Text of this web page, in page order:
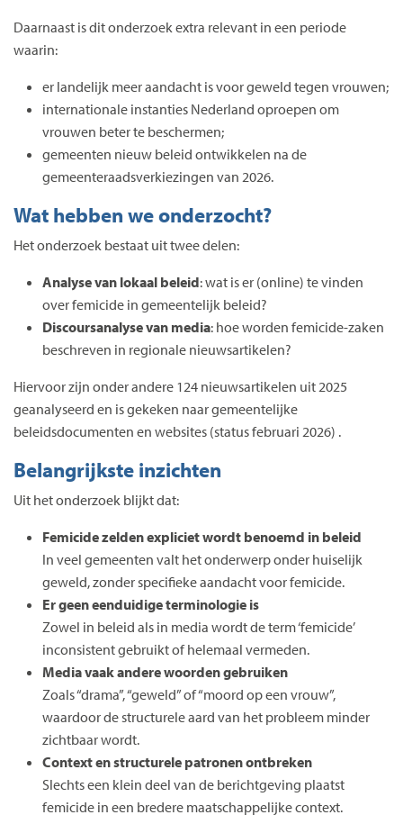
Daarnaast is dit onderzoek extra relevant in een periode
waarin:
er landelijk meer aandacht is voor geweld tegen vrouwen;
internationale instanties Nederland oproepen om
vrouwen beter te beschermen;
gemeenten nieuw beleid ontwikkelen na de
gemeenteraadsverkiezingen van 2026.
Wat hebben we onderzocht?
Het onderzoek bestaat uit twee delen:
Analyse van lokaal beleid: wat is er (online) te vinden
over femicide in gemeentelijk beleid?
Discoursanalyse van media: hoe worden femicide-zaken
beschreven in regionale nieuwsartikelen?
Hiervoor zijn onder andere 124 nieuwsartikelen uit 2025
geanalyseerd en is gekeken naar gemeentelijke
beleidsdocumenten en websites (status februari 2026) .
Belangrijkste inzichten
Uit het onderzoek blijkt dat:
Femicide zelden expliciet wordt benoemd in beleid
In veel gemeenten valt het onderwerp onder huiselijk
geweld, zonder specifieke aandacht voor femicide.
Er geen eenduidige terminologie is
Zowel in beleid als in media wordt de term ‘femicide’
inconsistent gebruikt of helemaal vermeden.
Media vaak andere woorden gebruiken
Zoals “drama”, “geweld” of “moord op een vrouw”,
waardoor de structurele aard van het probleem minder
zichtbaar wordt.
Context en structurele patronen ontbreken
Slechts een klein deel van de berichtgeving plaatst
femicide in een bredere maatschappelijke context.